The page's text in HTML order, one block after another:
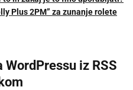
Plus 2PM” za zunanje rolete
WordPressu iz RSS